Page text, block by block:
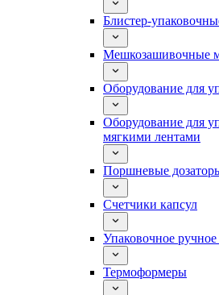
Блистер-
Мешкозашивочные
Оборудование для
Оборудование для
мягкими лентами
Поршневые
Счетчики капсул
Упаковочное
Термоформеры